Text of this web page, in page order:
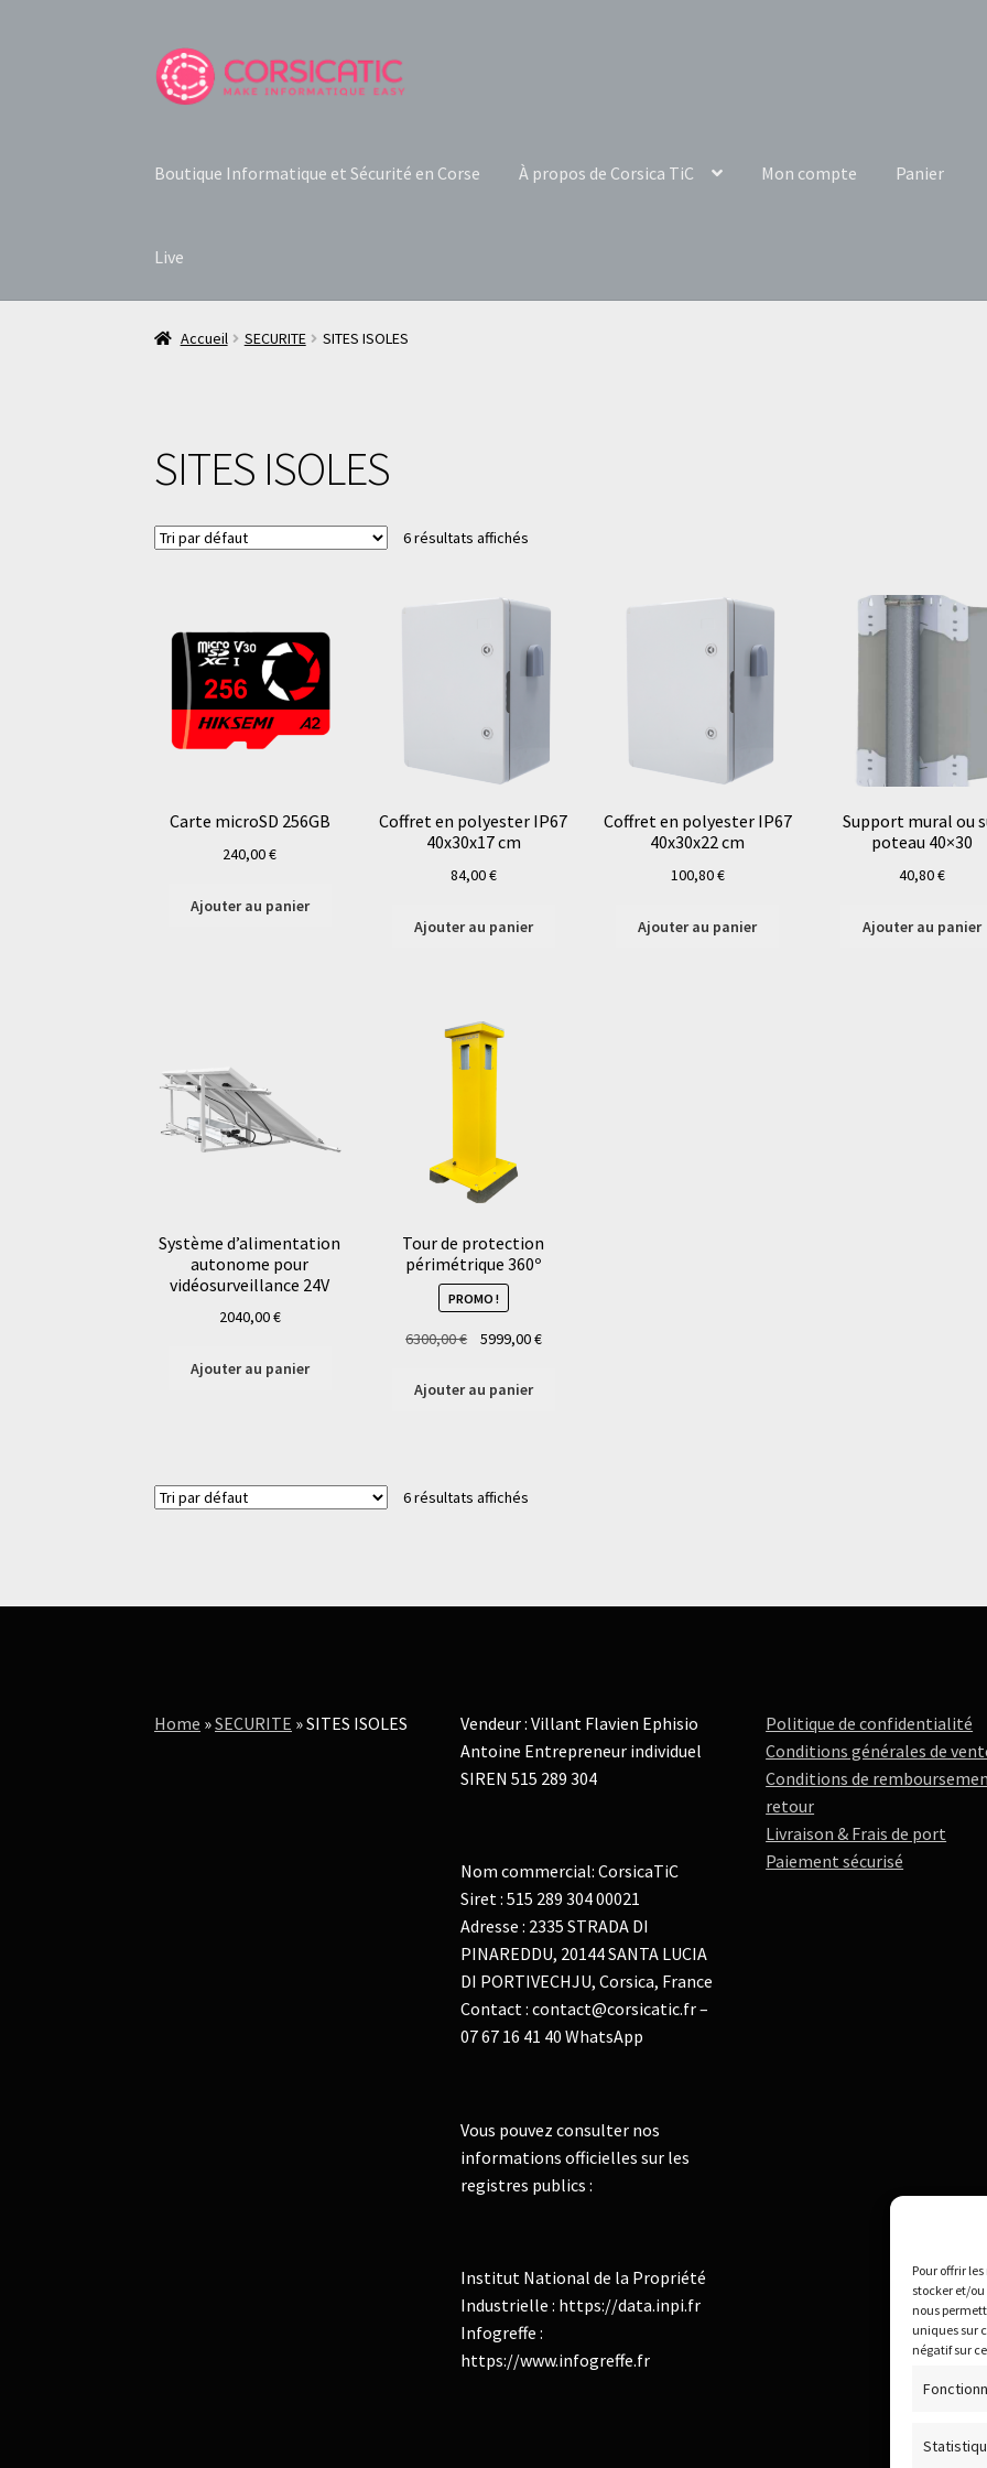
Pour offrir
stocker et/
nous
uniques sur
négatif sur
Aller
à
Aller
au
Boutique Informatique et Sécurité en Corse À propos de Corsica TiC Mon compte Panier
Live
Accueil SECURITE SITES ISOLES
SITES ISOLES
6 résultats affichés
Carte microSD 256GB
240,00€
Ajouter au panier
Coffret en polyester IP67
40x30x17 cm
84,00€
Ajouter au panier
Coffret en polyester IP67
40x30x22 cm
100,80€
Ajouter au panier
Support mural ou
poteau 40×30
40,80€
Ajouter au panier
Système d’alimentation
autonome pour
vidéosurveillance 24V
2040,00€
Ajouter au panier
Tour de protection
périmétrique 360º
PROMO !
6300,00€
Le
initial
5999,00€Le
Ajouter au panier
6 résultats affichés
Home »SECURITE »SITES ISOLES
Vendeur : Villant Flavien Ephisio
Antoine Entrepreneur individuel
SIREN 515 289 304
Nom commercial: CorsicaTiC
Siret : 515 289 304 00021
Adresse : 2335 STRADA DI
PINAREDDU, 20144 SANTA LUCIA
DI PORTIVECHJU, Corsica, France
Contact : contact@corsicatic.fr –
07 67 16 41 40 WhatsApp
Vous pouvez consulter nos
informations officielles sur les
registres publics :
Institut National de la Propriété
Industrielle : https://data.inpi.fr
Infogreffe :
https://www.infogreffe.fr
Politique de confidentialité
Conditions générales de
Conditions de
retour
Livraison & Frais de port
Paiement sécurisé